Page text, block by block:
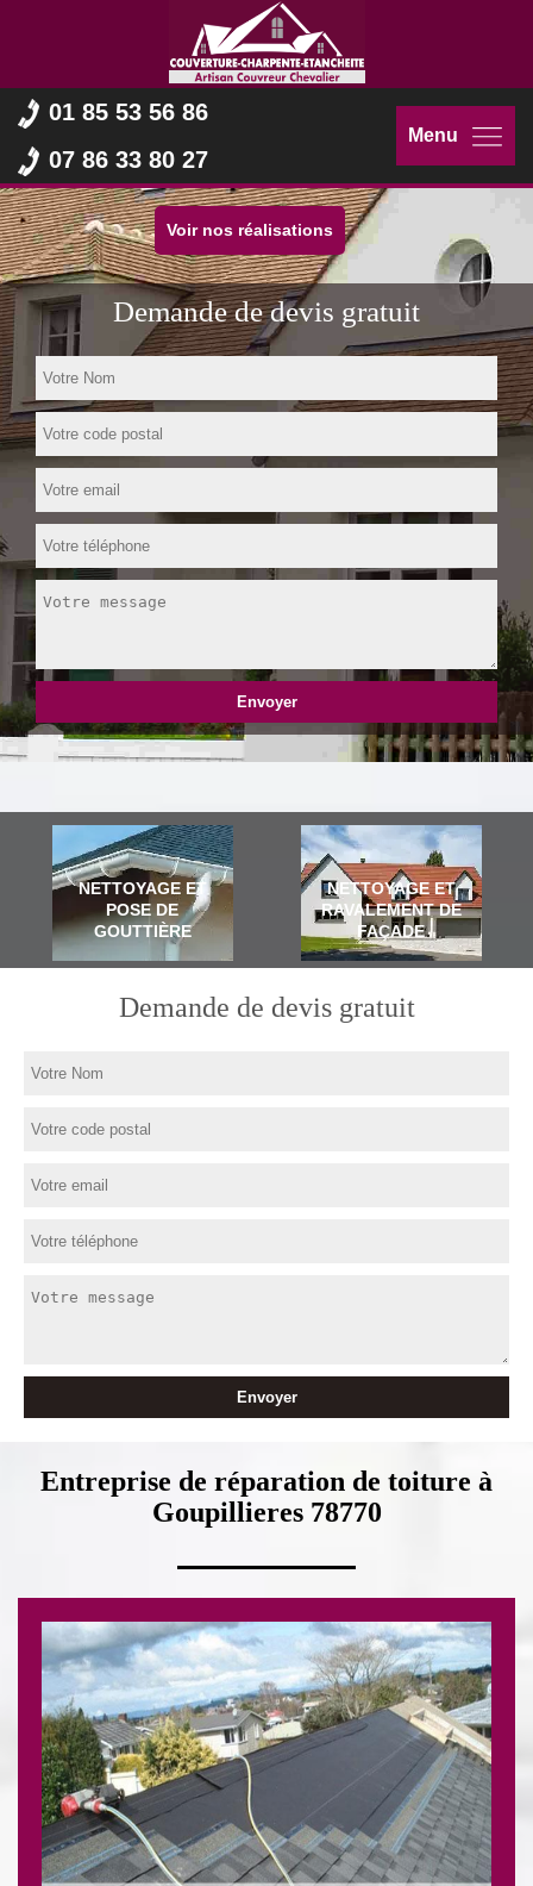
01 85 53 56 86
07 86 33 80 27
Menu
Voir nos réalisations
Demande de devis gratuit
NETTOYAGE ET
POSE DE
GOUTTIÈRE
NETTOYAGE ET
RAVALEMENT DE
FAÇADE
Demande de devis gratuit
Entreprise de réparation de toiture à
Goupillieres 78770